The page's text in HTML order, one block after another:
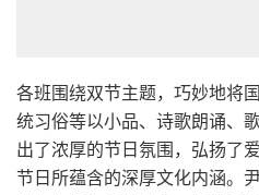
各班围绕双节主题，巧妙地将
统习俗等以小品、诗歌朗诵、
出了浓厚的节日氛围，弘扬了
节日所蕴含的深厚文化内涵。